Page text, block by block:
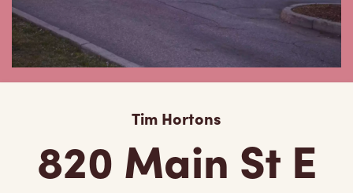
Tim Hortons
820 Main St E